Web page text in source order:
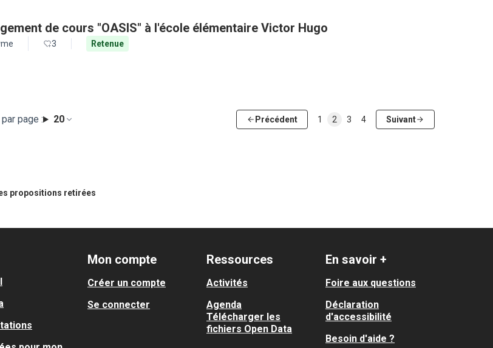
de cours "OASIS" à l'école élémentaire Victor Hugo
3 Retenue
page : 20 Précédent 1 2 3 4 Suivant
propositions retirées
Mon compte
Créer un compte
Se connecter
Ressources
Activités
Agenda
Télécharger les
fichiers Open Data
En savoir +
Foire aux questions
Déclaration
d'accessibilité
Besoin d'aide ?